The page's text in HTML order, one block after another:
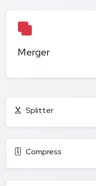
Merger
Splitter
Compress